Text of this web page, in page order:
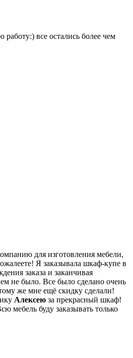
все остались более чем
для изготовления мебели,
Я заказывала шкаф-купе в
заказа и заканчивая
не было. Все было сделано очень
же мне ещё скидку сделали!
Алексею за прекрасный шкаф!
мебель буду заказывать только